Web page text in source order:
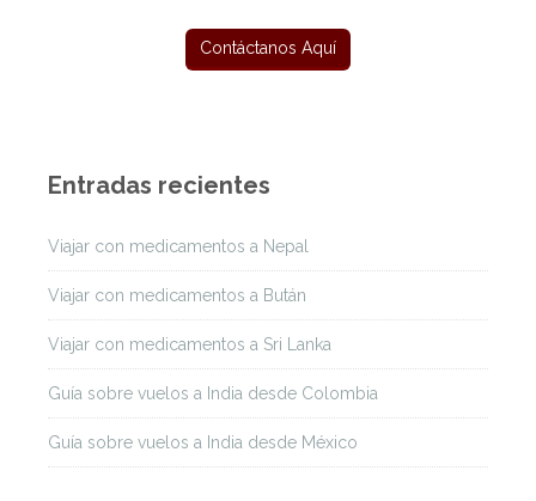
Entradas recientes
Viajar con medicamentos a Nepal
Viajar con medicamentos a Bután
Viajar con medicamentos a Sri Lanka
Guía sobre vuelos a India desde Colombia
Guía sobre vuelos a India desde México